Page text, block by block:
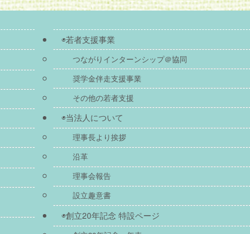
◉若者支援事業
つながりインターンシップ＠協同
奨学金伴走支援事業
その他の若者支援
◉当法人について
理事長より挨拶
沿革
理事会報告
設立趣意書
◉創立20年記念 特設ページ